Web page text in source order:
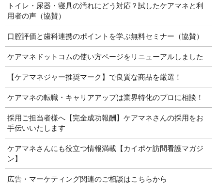
トイレ・尿器・寝具の汚れにどう対応？試したケアマネと利
用者の声（協賛）
口腔評価と歯科連携のポイントを学ぶ無料セミナー（協賛）
ケアマネドットコムの使い方ページをリニューアルしました
【ケアマネジャー推奨マーク】で良質な商品を厳選！
ケアマネの転職・キャリアアップは業界特化のプロに相談！
採用ご担当者様へ【完全成功報酬】ケアマネさんの採用をお
手伝いいたします
ケアマネさんにも役立つ情報満載【カイポケ訪問看護マガジ
ン】
広告・マーケティング関連のご相談はこちらから